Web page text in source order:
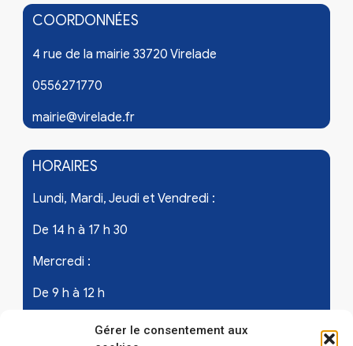
Gérer le consentement aux
COORDONNÉES
4 rue de la mairie 33720 Virelade
0556271770
mairie@virelade.fr
HORAIRES
Lundi, Mardi, Jeudi et Vendredi :
De 14 h à 17 h 30
Mercredi :
De 9 h à 12 h
Samedi - les 1er et 3ème de chaque mois :